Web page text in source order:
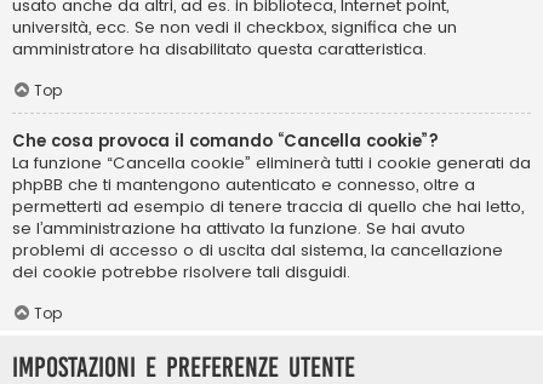
usato anche da altri, ad es. in biblioteca, Internet point,
università, ecc. Se non vedi il checkbox, significa che un
amministratore ha disabilitato questa caratteristica.
Top
Che cosa provoca il comando “Cancella cookie”?
La funzione “Cancella cookie” eliminerà tutti i cookie generati da
phpBB che ti mantengono autenticato e connesso, oltre a
permetterti ad esempio di tenere traccia di quello che hai letto,
se l’amministrazione ha attivato la funzione. Se hai avuto
problemi di accesso o di uscita dal sistema, la cancellazione
dei cookie potrebbe risolvere tali disguidi.
Top
Impostazioni e preferenze utente